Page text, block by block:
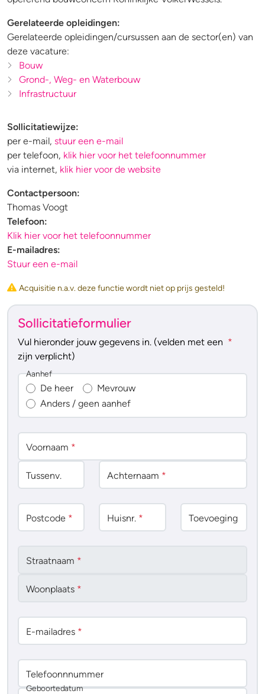
Gerelateerde opleidingen:
Gerelateerde opleidingen/cursussen aan de sector(en) van
deze vacature:
Bouw
Grond-, Weg- en Waterbouw
Infrastructuur
Sollicitatiewijze:
per e-mail, stuur een e-mail
per telefoon, klik hier voor het telefoonnummer
via internet, klik hier voor de website
Contactpersoon:
Thomas Voogt
Telefoon:
Klik hier voor het telefoonnummer
E-mailadres:
Stuur een e-mail
Acquisitie n.a.v. deze functie wordt niet op prijs gesteld!
Sollicitatieformulier
Vul hieronder jouw gegevens in. (velden met een *
zijn verplicht)
De heer
Mevrouw
Anders / geen aanhef
Aanhef
Voornaam *
Tussenv. Achternaam *
Postcode * Huisnr. * Toevoeging
Straatnaam *
Woonplaats *
E-mailadres *
Telefoonnnummer
Geboortedatum